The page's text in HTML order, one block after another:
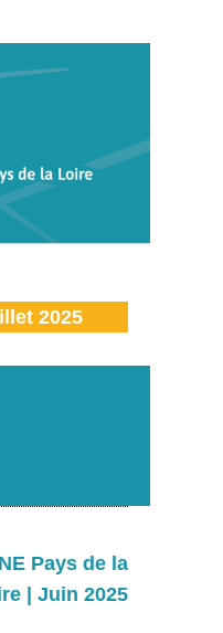
2025
Pays de la
| Juin 2025